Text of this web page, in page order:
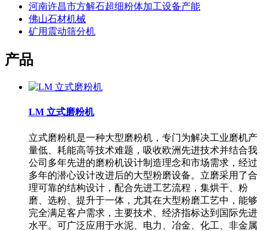
河南许昌市方解石超细粉体加工设备产能
佛山石材机械
矿用震动筛分机
产品
LM 立式磨粉机
立式磨粉机是一种大型磨粉机，专门为解决工业磨机产
量低、耗能高等技术难题，吸收欧洲先进技术并结合我
公司多年先进的磨粉机设计制造理念和市场需求，经过
多年的潜心设计改进后的大型粉磨设备。立磨采用了合
理可靠的结构设计，配合先进工艺流程，集烘干、粉
磨、选粉、提升于一体，尤其在大型粉磨工艺中，能够
完全满足客户需求，主要技术、经济指标达到国际先进
水平。可广泛应用于水泥、电力、冶金、化工、非金属